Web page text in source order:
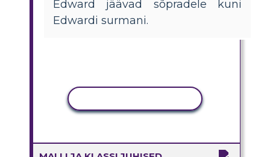
Edward jäävad sõpradele kuni
Edwardi surmani.